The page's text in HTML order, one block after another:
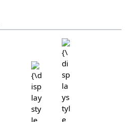
{\displaystyle{\displaystyle
Y\;}